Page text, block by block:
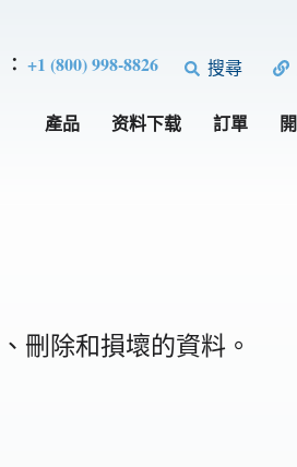
：+1 (800) 998-8826 搜尋
產品 资料下载 訂單
刪除和損壞的資料。